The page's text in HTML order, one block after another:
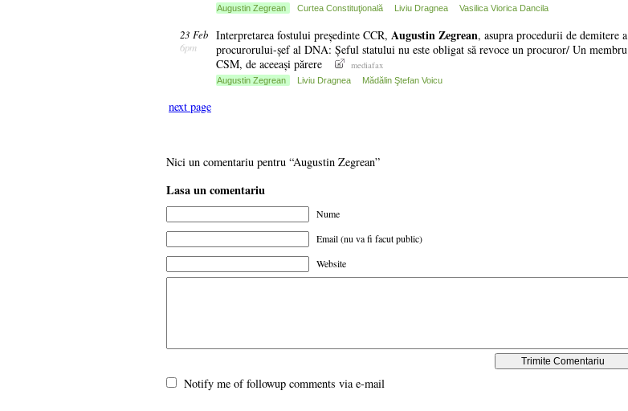
Augustin Zegrean Curtea Constituţională Liviu Dragnea Vasilica Viorica Dancila
23 Feb
6pm
Interpretarea fostului președinte CCR, AugustinZegrean, asupra procedurii de demitere a
procurorului-șef al DNA: Șeful statului nu este obligat să revoce un procuror/ Un membru
CSM, de aceeași părere
mediafax
Augustin Zegrean Liviu Dragnea Mădălin Ştefan Voicu
next page
Nici un comentariu pentru “Augustin Zegrean”
Lasa un comentariu
Nume
Email (nu va fi facut public)
Website
Notify me of followup comments via e-mail